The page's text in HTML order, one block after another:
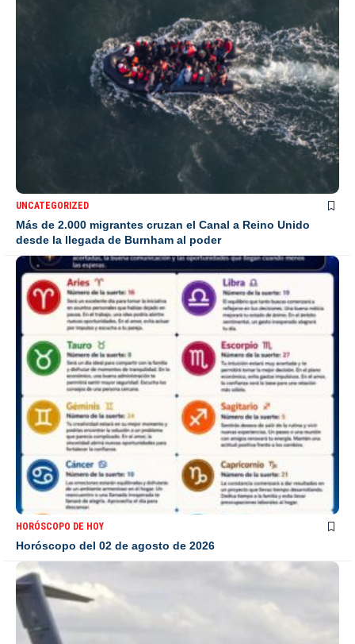
UNCATEGORIZED
Más de 2.000 migrantes cruzan el Canal a Reino Unido
desde la llegada de Burnham al poder
HORÓSCOPO DE HOY
Horóscopo del 02 de agosto de 2026